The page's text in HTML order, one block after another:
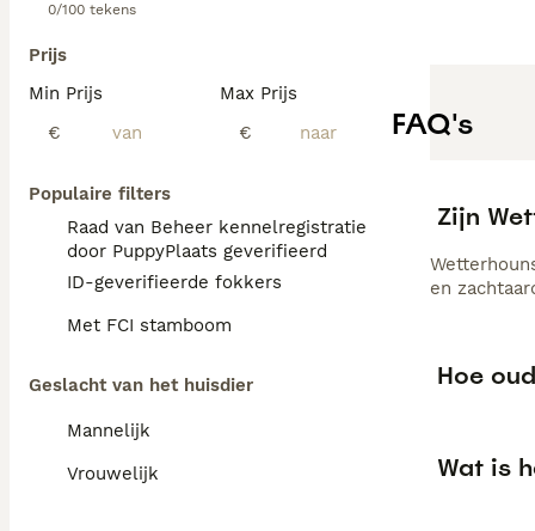
0/100 tekens
Prijs
Min Prijs
€
Max Prijs
€
Populaire filters
Raad van Beheer kennelregistratie
door PuppyPlaats geverifieerd
ID-geverifieerde fokkers
Met FCI stamboom
Geslacht van het huisdier
Mannelijk
Vrouwelijk
FAQ's
Zijn
en
Hoe
Wat is